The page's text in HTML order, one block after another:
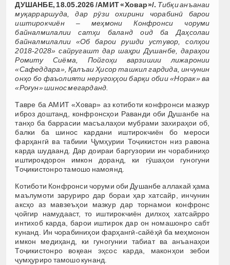
ДУШАНБЕ, 18.05.2026 /АМИТ «Ховар»/. Тибқи анъанаи
муқарраршуда, дар рӯзи охирини чорабинӣ барои
иштирокчиён – меҳмони Конфронси чоруми
байналмилалии сатҳи баланд оид ба Даҳсолаи
байналмилалии «Об барои рушди устувор, солҳои
2018-2028» сайругашт дар шаҳри Душанбе, дараҳои
Ромиту Сиёма, Пойгоҳи варзишии лижаронии
«Сафеддара», Қалъаи Ҳисор ташкил гардида, инчунин
онҳо бо фаъолияти неругоҳҳои барқи обии «Норак» ва
«Роғун» шинос мегарданд.
Тавре ба АМИТ «Ховар» аз котиботи конфронси мазкур
иброз доштанд, конфронсҳои Раванди оби Душанбе на
танҳо ба баррасии масъалаҳои мубрами захираҳои об,
балки ба шинос кардани иштирокчиён бо мероси
фарҳангӣ ва табиии Ҷумҳурии Тоҷикистон низ равона
карда шудаанд. Дар доираи баргузории ин чорабиниҳо
иштирокдорон имкон доранд, ки гӯшаҳои гуногуни
Тоҷикистонро тамошо намоянд.
Котиботи Конфронси чоруми оби Душанбе аллакай ҳама
маълумоти заруриро дар бораи ҳар хатсайр, инчунин
аксҳо аз мавзеъҳои мазкур дар торнамои конфронс
ҷойгир намудааст, то иштирокчиён дилхоҳ хатсайрро
интихоб карда, барои иштирок дар он номашонро сабт
кунанд. Ин чорабиниҳои фарҳангӣ-сайёҳӣ ба меҳмонон
имкон медиҳанд, ки гуногунии табиат ва анъанаҳои
Тоҷикистонро воқеан эҳсос карда, маконҳои зебои
ҷумҳуриро тамошо кунанд.